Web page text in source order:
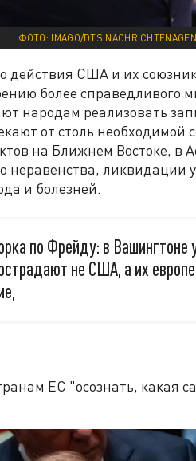
ФОТО: IMAGO/DTS
действия США и их
более справедливого
народам реализовать
от столь необходимой
на Ближнем Востоке, в
неравенства, ликвидации
и болезней.
по Фрейду: в
не США, а их
ЕС "осознать, какая